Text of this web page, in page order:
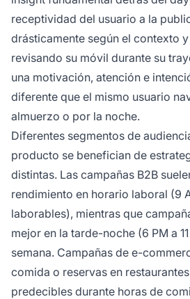
receptividad del usuario a la
drásticamente según el contexto
revisando su móvil durante su
una motivación, atención e
diferente que el mismo usuario
almuerzo o por la noche.
Diferentes segmentos de
producto se benefician de
distintas. Las campañas B2B
rendimiento en horario laboral (9
laborables), mientras que
mejor en la tarde-noche (6 PM a
semana. Campañas de e-
comida o reservas en
predecibles durante horas de